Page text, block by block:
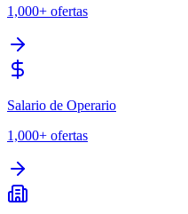
1,000+ ofertas
Salario de Operario
1,000+ ofertas